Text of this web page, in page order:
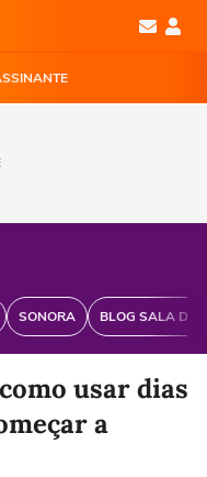
SONORA BLOG SALA DE
usar dias
a